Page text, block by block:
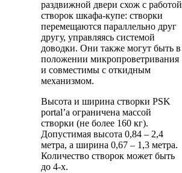
раздвижной двери схож с работой
створок шкафа-купе: створки
перемещаются параллельно друг
другу, управляясь системой
доводки. Они также могут быть в
положении микропроветривания
и совместимы с откидным
механизмом.
Высота и ширина створки PSK
portal’a ограничена массой
створки (не более 160 кг).
Допустимая высота 0,84 – 2,4
метра, а ширина 0,67 – 1,3 метра.
Количество створок может быть
до 4-х.